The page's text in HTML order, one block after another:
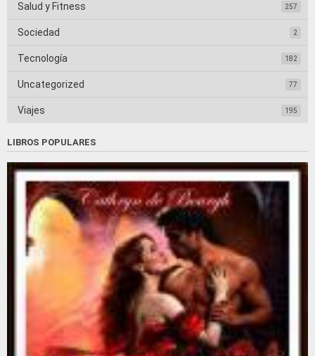
Salud y Fitness 257
Sociedad 2
Tecnología 182
Uncategorized 77
Viajes 195
LIBROS POPULARES